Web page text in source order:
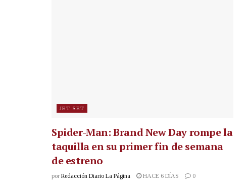
JET SET
Spider-Man: Brand New Day rompe la
taquilla en su primer fin de semana
de estreno
por Redacción Diario La Página HACE 6 DÍAS 0